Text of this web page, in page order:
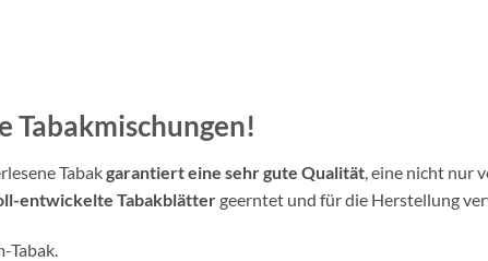
Tabakmischungen!
Tabakgarantiert eine sehr gute Qualität, eine nicht nur
entwickelte Tabakblättergeerntet und für die Herstellung
Tabak.